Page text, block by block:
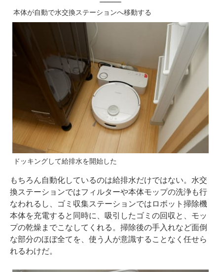
本体が自動で水交換ステーションへ移動する
ドッキングして給排水を開始した
もちろん自動化しているのは給排水だけではない。水交
換ステーションではフィルターや本体モップの洗浄も行
なわれるし、ゴミ収集ステーションではロボット掃除機
本体を充電すると同時に、吸引したゴミの回収と、モッ
プの乾燥までこなしてくれる。掃除後の手入れなど面倒
な部分のほぼ全てを、使う人が意識することなく任せら
れるわけだ。